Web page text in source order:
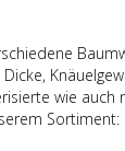
wie auch
Sortiment: